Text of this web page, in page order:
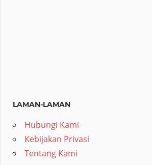
LAMAN-LAMAN
Hubungi Kami
Kebijakan Privasi
Tentang Kami